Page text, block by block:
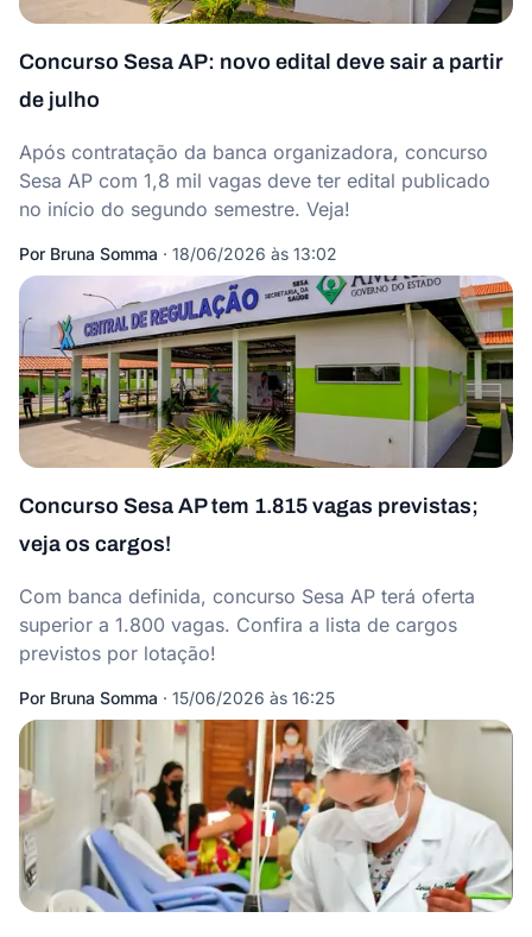
Concurso Sesa AP: novo edital deve sair a partir
de julho
Após contratação da banca organizadora, concurso
Sesa AP com 1,8 mil vagas deve ter edital publicado
no início do segundo semestre. Veja!
Por Bruna Somma · 18/06/2026 às 13:02
Concurso Sesa AP tem 1.815 vagas previstas;
veja os cargos!
Com banca definida, concurso Sesa AP terá oferta
superior a 1.800 vagas. Confira a lista de cargos
previstos por lotação!
Por Bruna Somma · 15/06/2026 às 16:25